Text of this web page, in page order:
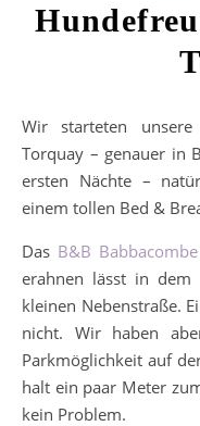
Wir starteten unsere England & Wales Rundreise in
Torquay – genauer in
ersten Nächte –
einem tollen Bed &
Das B&B
erahnen lässt in
kleinen Nebenstraße.
nicht. Wir haben
Parkmöglichkeit auf
halt ein paar Meter
kein Problem.